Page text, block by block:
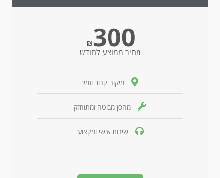
₪300
מחיר ממוצע לחודש
מיקום קרוב וזמין
מחסן מבוטח ומתוחזק
שירות אישי ומקצועי